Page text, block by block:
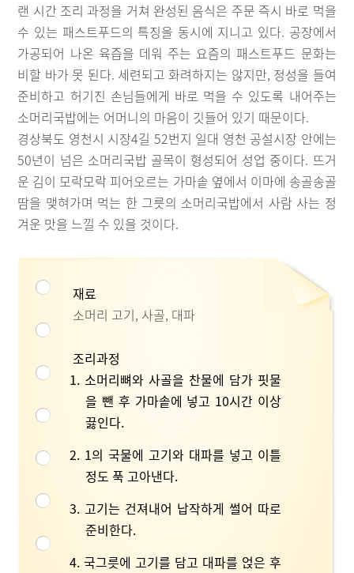
랜 시간 조리 과정을 거쳐 완성된 음식은 주문 즉시 바로 먹을
수 있는 패스트푸드의 특징을 동시에 지니고 있다. 공장에서
가공되어 나온 육즙을 데워 주는 요즘의 패스트푸드 문화는
비할 바가 못 된다. 세련되고 화려하지는 않지만, 정성을 들여
준비하고 허기진 손님들에게 바로 먹을 수 있도록 내어주는
소머리국밥에는 어머니의 마음이 깃들어 있기 때문이다.
경상북도 영천시 시장4길 52번지 일대 영천 공설시장 안에는
50년이 넘은 소머리국밥 골목이 형성되어 성업 중이다. 뜨거
운 김이 모락모락 피어오르는 가마솥 옆에서 이마에 송골송골
땀을 맺혀가며 먹는 한 그릇의 소머리국밥에서 사람 사는 정
겨운 맛을 느낄 수 있을 것이다.
재료
소머리 고기, 사골, 대파
조리과정
1. 소머리뼈와 사골을 찬물에 담가 핏물
을 뺀 후 가마솥에 넣고 10시간 이상
끓인다.
2. 1의 국물에 고기와 대파를 넣고 이틀
정도 푹 고아낸다.
3. 고기는 건져내어 납작하게 썰어 따로
준비한다.
4. 국그릇에 고기를 담고 대파를 얹은 후